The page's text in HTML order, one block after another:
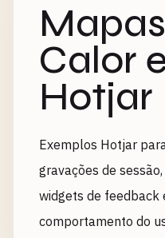
Calor
Hotjar
Exemplos Hotjar
gravações de
widgets de feedback
comportamento do